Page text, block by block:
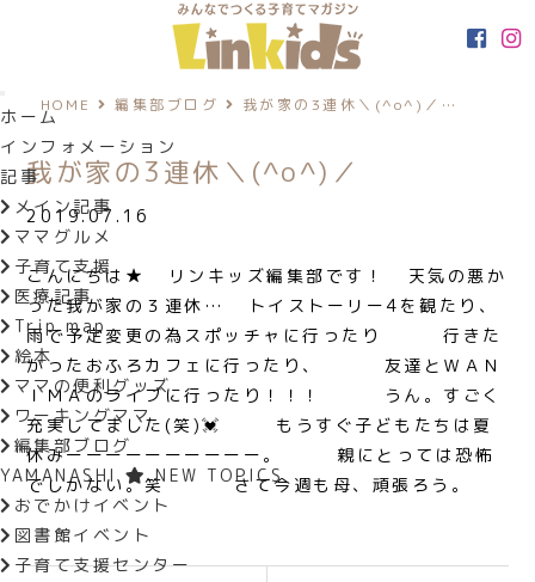
ホーム
インフォメーション
記事
メイン記事
ママグルメ
子育て支援
医療記事
Trip map
絵本
ママの便利グッズ
ワーキングママ
編集部ブログ
YAMANASHI
NEW TOPICS
おでかけイベント
図書館イベント
子育て支援センター
HOME 編集部ブログ 我が家の3連休＼(^o^)／…
我が家の3連休＼(^o^)／
2019.07.16
こんにちは★ リンキッズ編集部です！ 天気の悪か
った我が家の３連休… トイストーリー4を観たり、
雨で予定変更の為スポッチャに行ったり
行きた
かったおふろカフェに行ったり、
友達とＷＡＮ
ＩＭＡのライブに行ったり！！！
うん。すごく
充実してました(笑)💓 もうすぐ子どもたちは夏
休みーーーーーーーーーー。 親にとっては恐怖
でしかない。笑 さて今週も母、頑張ろう。